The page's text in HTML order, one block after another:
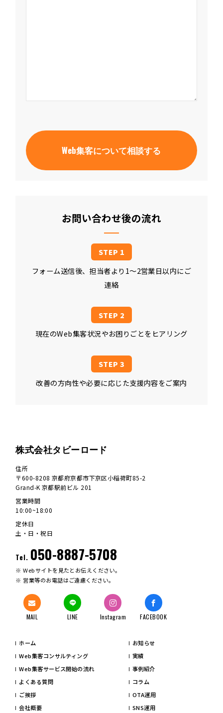
お問い合わせ後の流れ
フォーム送信後、担当者より1〜2営業日以内にご
連絡
現在のWeb集客状況やお困りごとをヒアリング
改善の方向性や必要に応じた支援内容をご案内
株式会社タビーロード
住所
〒600-8208 京都府京都市下京区小稲荷町85-2
Grand-K 京都駅前ビル 201
営業時間
10:00~18:00
定休日
土・日・祝日
Tel. 050-8887-5708
Webサイトを見たとお伝えください。
営業等のお電話はご遠慮ください。
MAIL LINE Instagram FACEBOOK
ホーム
Web集客コンサルティング
Web集客サービス開始の流れ
よくある質問
ご挨拶
会社概要
お知らせ
実績
事例紹介
コラム
OTA運用
SNS運用